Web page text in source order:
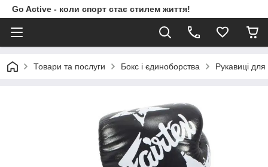
Go Active - коли спорт стає стилем життя!
Товари та послуги Бокс і єдиноборства Рукавиці для